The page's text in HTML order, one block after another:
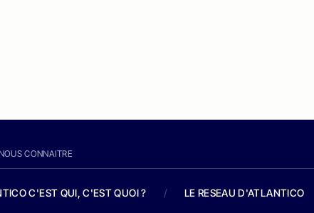
CONNAITRE
C'EST QUI, C'EST QUOI ? / LE RESEAU D'ATLANTICO